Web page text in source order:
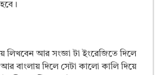
লিখবেন আর সংজ্ঞা টা ইংরেজিতে দিলে
বাংলায় দিলে সেটা কালো কালি দিয়ে